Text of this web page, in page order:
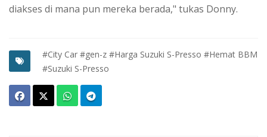
diakses di mana pun mereka berada," tukas Donny.
#City Car #gen-z #Harga Suzuki S-Presso #Hemat BBM
#Suzuki S-Presso